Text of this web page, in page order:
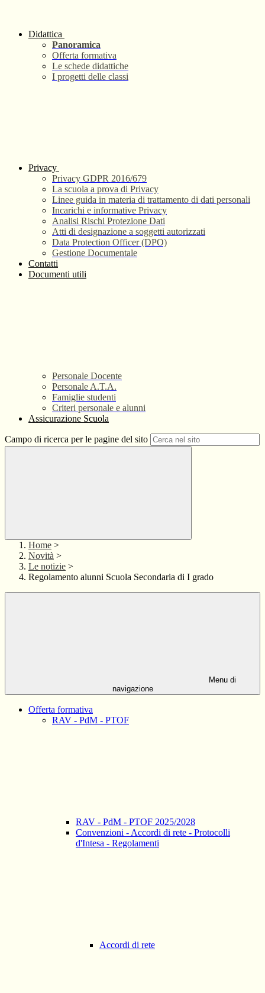
Didattica
Panoramica
Offerta formativa
Le schede didattiche
I progetti delle classi
Privacy
Privacy GDPR 2016/679
La scuola a prova di Privacy
Linee guida in materia di trattamento di dati personali
Incarichi e informative Privacy
Analisi Rischi Protezione Dati
Atti di designazione a soggetti autorizzati
Data Protection Officer (DPO)
Gestione Documentale
Contatti
Documenti utili
Personale Docente
Personale A.T.A.
Famiglie studenti
Criteri personale e alunni
Assicurazione Scuola
Campo di ricerca per le pagine del sito
Home >
Novità >
Le notizie >
Regolamento alunni Scuola Secondaria di I grado
Menu di
navigazione
Offerta formativa
RAV - PdM - PTOF
RAV - PdM - PTOF 2025/2028
Convenzioni - Accordi di rete - Protocolli
d'Intesa - Regolamenti
Accordi di rete